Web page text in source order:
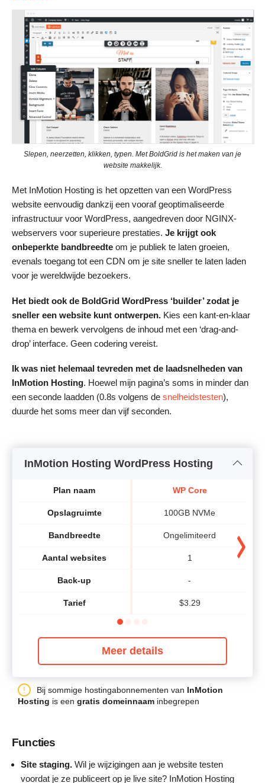
Slepen, neerzetten, klikken, typen. Met BoldGrid is het maken van je
website makkelijk.
Met InMotion Hosting is het opzetten van een WordPress
website eenvoudig dankzij een vooraf geoptimaliseerde
infrastructuur voor WordPress, aangedreven door NGINX-
webservers voor superieure prestaties. Je krijgt ook
onbeperkte bandbreedte om je publiek te laten groeien,
evenals toegang tot een CDN om je site sneller te laten laden
voor je wereldwijde bezoekers.
Het biedt ook de BoldGrid WordPress ‘builder’zodat je
sneller een website kunt ontwerpen. Kies een kant-en-klaar
thema en bewerk vervolgens de inhoud met een ‘drag-and-
drop’ interface. Geen codering vereist.
Ik was niet helemaal tevreden met de laadsnelheden van
InMotion Hosting. Hoewel mijn pagina’s soms in minder dan
een seconde laadden (0.8s volgens de snelheidstesten),
duurde het soms meer dan vijf seconden.
InMotion Hosting WordPress Hosting
Plan naam
Opslagruimte
Bandbreedte
Aantal websites
Back-up
Tarief
WP Core
100GB NVMe
Ongelimiteerd
1
-
$3.29
Meer details
Bij sommige hostingabonnementen van InMotion
Hosting is een gratis domeinnaam inbegrepen
Functies
Site staging. Wil je wijzigingen aan je website testen
voordat je ze publiceert op je live site? InMotion Hosting